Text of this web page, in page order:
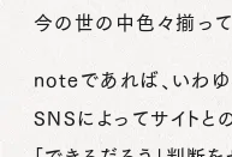
今の世の中色々揃っ
noteであれば、いわ
SNSによってサイト